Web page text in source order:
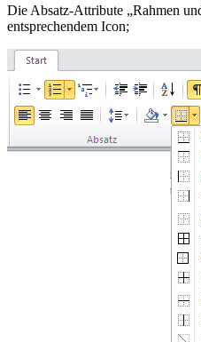
Die Absatz-Attribute „Rahmen
entsprechendem Icon;